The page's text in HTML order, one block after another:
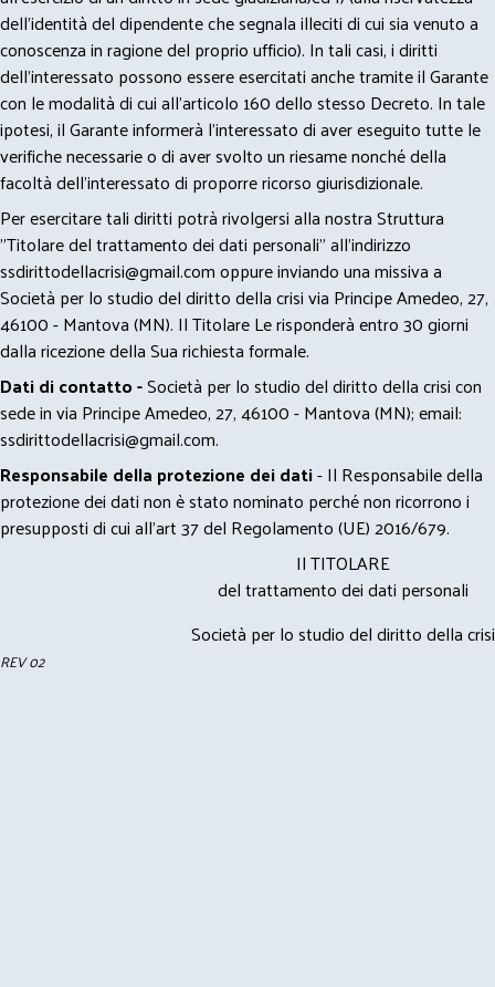
dell’identità del dipendente che segnala illeciti di cui sia venuto a
conoscenza in ragione del proprio ufficio). In tali casi, i diritti
dell’interessato possono essere esercitati anche tramite il Garante
con le modalità di cui all’articolo 160 dello stesso Decreto. In tale
ipotesi, il Garante informerà l’interessato di aver eseguito tutte le
verifiche necessarie o di aver svolto un riesame nonché della
facoltà dell’interessato di proporre ricorso giurisdizionale.
Per esercitare tali diritti potrà rivolgersi alla nostra Struttura
"Titolare del trattamento dei dati personali" all'indirizzo
ssdirittodellacrisi@gmail.comoppure inviando una missiva a
Società per lo studio del diritto della crisi via Principe Amedeo, 27,
46100 - Mantova (MN). Il Titolare Le risponderà entro 30 giorni
dalla ricezione della Sua richiesta formale.
Dati di contatto -Società per lo studio del diritto della crisi con
sede in via Principe Amedeo, 27, 46100 - Mantova (MN); email:
ssdirittodellacrisi@gmail.com.
Responsabile della protezione dei dati- Il Responsabile della
protezione dei dati non è stato nominato perché non ricorrono i
presupposti di cui all’art 37 del Regolamento (UE) 2016/679.
Il TITOLARE
del trattamento dei dati personali
Società per lo studio del diritto della crisi
REV 02